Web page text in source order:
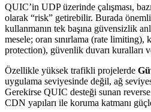
QUIC’in UDP üzerinde çalışması,
olarak “risk” getirebilir. Burada
kullanmanın tek başına güvensizlik
mesele; oran sınırlama (rate limiting),
protection), güvenlik duvarı kuralları
Özellikle yüksek trafikli projelerde
uygulama seviyesinde değil, ağ
Gerekirse QUIC desteği sunan
CDN yapıları ile koruma katmanı